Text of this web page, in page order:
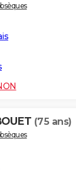
(75 ans)